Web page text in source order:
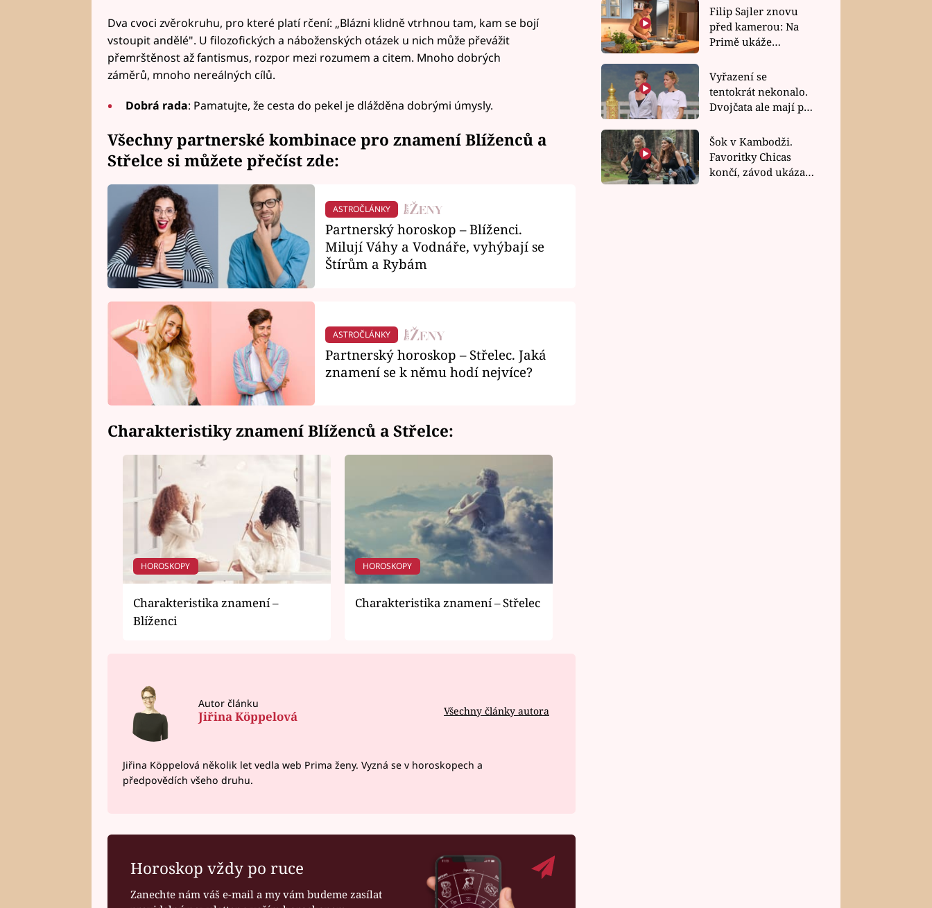
Dva cvoci zvěrokruhu, pro které platí rčení: „Blázni klidně vtrhnou tam, kam se bojí
vstoupit andělé". U filozofických a náboženských otázek u nich může převážit
přemrštěnost až fantismus, rozpor mezi rozumem a citem. Mnoho dobrých
záměrů, mnoho nereálných cílů.
Dobrá rada: Pamatujte, že cesta do pekel je dlážděna dobrými úmysly.
Všechny partnerské kombinace pro znamení Blíženců a
Střelce si můžete přečíst zde:
ASTROČLÁNKY
Partnerský horoskop – Blíženci.
Milují Váhy a Vodnáře, vyhýbají se
Štírům a Rybám
ASTROČLÁNKY
Partnerský horoskop – Střelec. Jaká
znamení se k němu hodí nejvíce?
Charakteristiky znamení Blíženců a Střelce:
HOROSKOPY
Charakteristika znamení –
Blíženci
HOROSKOPY
Charakteristika znamení – Střelec
Autor článku
Jiřina Köppelová Všechny články autora
Jiřina Köppelová několik let vedla web Prima ženy. Vyzná se v horoskopech a
předpovědích všeho druhu.
Horoskop vždy po ruce
Zanechte nám váš e-mail a my vám budeme zasílat
Filip Sajler znovu
před kamerou: Na
Primě ukáže
rychlé recepty
Vyřazení se
tentokrát nekonalo.
Dvojčata ale mají po
závodu nůž na krku
Šok v Kambodži.
Favoritky Chicas
končí, závod ukázal